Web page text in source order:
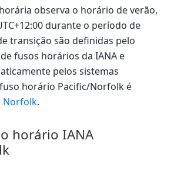
observa o horário de verão,
durante o período de
transição são definidas pelo
fusos horários da IANA e
pelos sistemas
horário Pacific/Norfolk é
Norfolk.
horário IANA